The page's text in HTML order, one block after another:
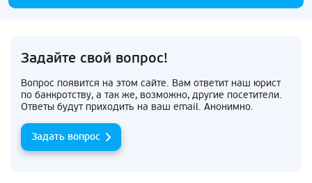
Задайте свой вопрос!
Вопрос появится на этом сайте. Вам ответит наш юрист
по банкротству, а так же, возможно, другие посетители.
Ответы будут приходить на ваш email. Анонимно.
Задать вопрос